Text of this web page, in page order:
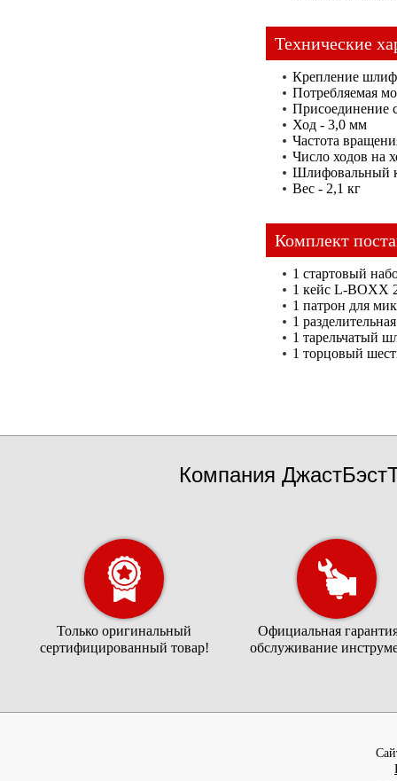
Технические
Крепление
Потребляемая
Присоединение
Ход - 3,0 мм
Частота
Число ходов на
Шлифовальный
Вес - 2,1 кг
Комплект
1 cтартовый
1 кейс L-BOXX
1 патрон для
1
1 тарельчатый
1 торцовый
Компания
Только оригинальный
сертифицированный товар!
Официальная
обслуживание